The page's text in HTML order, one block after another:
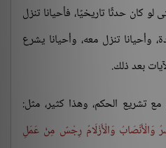
كان حدثًا تاريخيًا، فأحيانا تنزل
وأحيانا تنزل معه، وأحيانا يشرع
بعد ذلك.
تشريع الحكم، وهذا كثير، مثل:
وَالْأَنْصَابُ وَالْأَزْلَامُ رِجْسٌ مِنْ عَمَلِ